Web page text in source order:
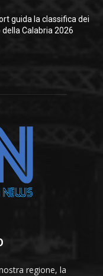
guida la classifica dei
Calabria 2026
regione, la